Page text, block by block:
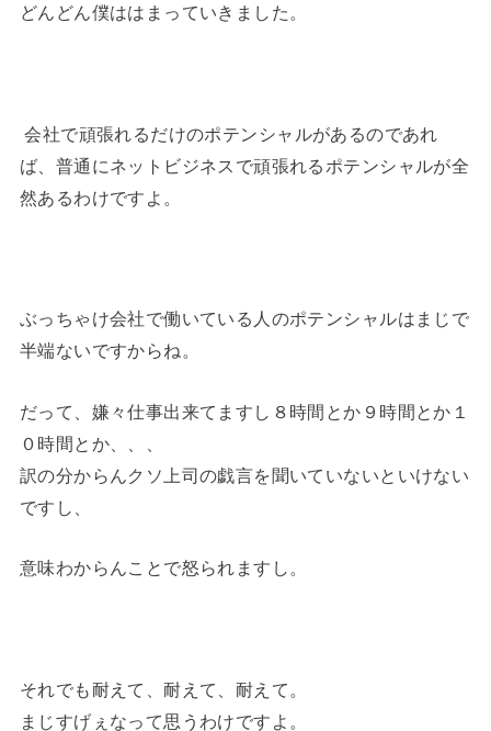
どんどん僕ははまっていきました。
会社で頑張れるだけのポテンシャルがあるのであれ
ば、普通にネットビジネスで頑張れるポテンシャルが全
然あるわけですよ。
ぶっちゃけ会社で働いている人のポテンシャルはまじで
半端ないですからね。
だって、嫌々仕事出来てますし８時間とか９時間とか１
０時間とか、、、
訳の分からんクソ上司の戯言を聞いていないといけない
ですし、
意味わからんことで怒られますし。
それでも耐えて、耐えて、耐えて。
まじすげぇなって思うわけですよ。